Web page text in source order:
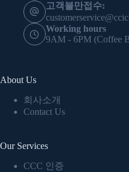
고객불만접수:
Working hours
9AM - 6PM (Coffee
About Us
회사소개
Contact Us
Our Services
CCC 인증